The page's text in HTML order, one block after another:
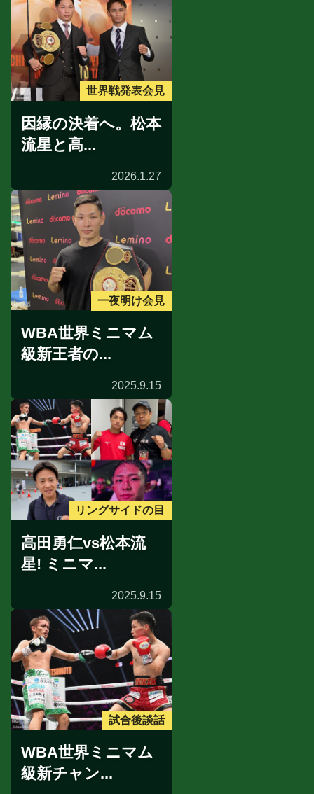
世界戦発表会見
因縁の決着へ。松本
流星と高...
2026.1.27
一夜明け会見
WBA世界ミニマム
級新王者の...
2025.9.15
リングサイドの目
高田勇仁vs松本流
星! ミニマ...
2025.9.15
試合後談話
WBA世界ミニマム
級新チャン...